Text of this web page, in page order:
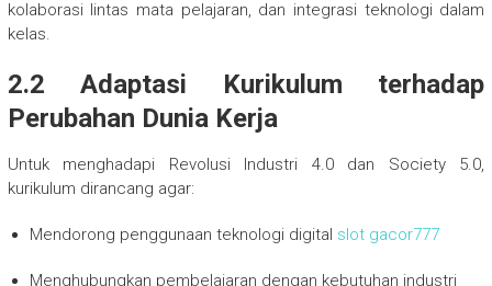
kolaborasi lintas mata pelajaran, dan integrasi teknologi dalam
kelas.
2.2 Adaptasi Kurikulum terhadap
Perubahan Dunia Kerja
Untuk menghadapi Revolusi Industri 4.0 dan Society 5.0,
kurikulum dirancang agar:
Mendorong penggunaan teknologi digital slot gacor777
Menghubungkan pembelajaran dengan kebutuhan industri